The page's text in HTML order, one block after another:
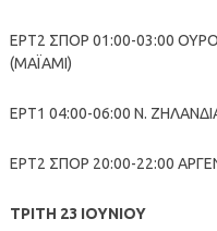
ΕΡΤ2 ΣΠΟΡ 01:00-03:00
(ΜΑΪΑΜΙ)
ΕΡΤ1 04:00-06:00 Ν.
ΕΡΤ2 ΣΠΟΡ 20:00-22:00
ΤΡΙΤΗ 23 ΙΟΥΝΙΟΥ